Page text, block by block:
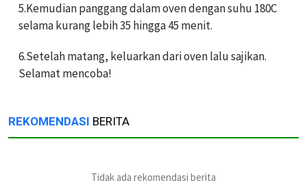
5.Kemudian panggang dalam oven dengan suhu 180C
selama kurang lebih 35 hingga 45 menit.
6.Setelah matang, keluarkan dari oven lalu sajikan.
Selamat mencoba!
REKOMENDASI BERITA
Tidak ada rekomendasi berita